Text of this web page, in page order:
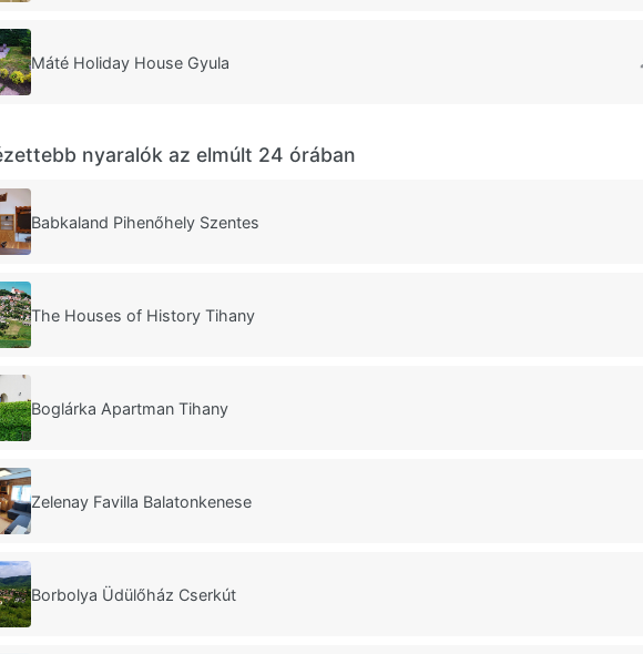
Máté Holiday House Gyula
nyaralók az elmúlt 24 órában
Babkaland Pihenőhely Szentes
The Houses of History Tihany
Boglárka Apartman Tihany
Zelenay Favilla Balatonkenese
Borbolya Üdülőház Cserkút